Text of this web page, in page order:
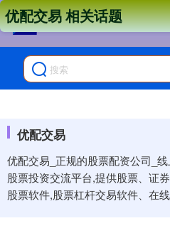
优配交易
优配交易_正规的股票配资公司_
股票投资交流平台,提供股票、证
股票软件,股票杠杆交易软件、在
优配交易 相关话题